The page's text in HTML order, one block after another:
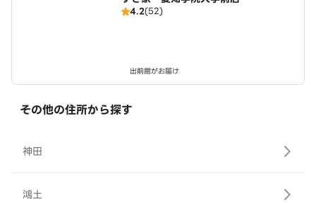
4.2(52)
出前館がお届け
その他の住所から探す
神田
鴻土